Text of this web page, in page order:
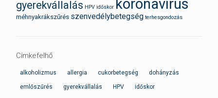
gyerekvállalás HPV időskor koronavírus
méhnyakrákszűrés szenvedélybetegség terhesgondozás
Címkefelhő
alkoholizmus allergia cukorbetegség dohányzás
emlőszűrés gyerekvállalás HPV időskor